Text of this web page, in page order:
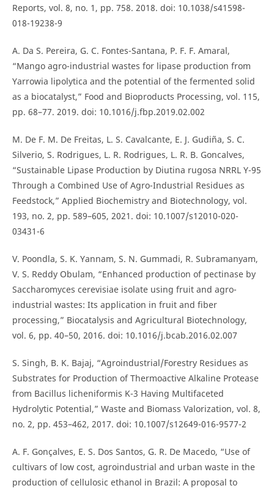
Reports, vol. 8, no. 1, pp. 758. 2018. doi: 10.1038/s41598-
018-19238-9
A. Da S. Pereira, G. C. Fontes-Santana, P. F. F. Amaral,
“Mango agro-industrial wastes for lipase production from
Yarrowia lipolytica and the potential of the fermented solid
as a biocatalyst,” Food and Bioproducts Processing, vol. 115,
pp. 68–77. 2019. doi: 10.1016/j.fbp.2019.02.002
M. De F. M. De Freitas, L. S. Cavalcante, E. J. Gudiña, S. C.
Silverio, S. Rodrigues, L. R. Rodrigues, L. R. B. Goncalves,
“Sustainable Lipase Production by Diutina rugosa NRRL Y-95
Through a Combined Use of Agro-Industrial Residues as
Feedstock,” Applied Biochemistry and Biotechnology, vol.
193, no. 2, pp. 589–605, 2021. doi: 10.1007/s12010-020-
03431-6
V. Poondla, S. K. Yannam, S. N. Gummadi, R. Subramanyam,
V. S. Reddy Obulam, “Enhanced production of pectinase by
Saccharomyces cerevisiae isolate using fruit and agro-
industrial wastes: Its application in fruit and fiber
processing,” Biocatalysis and Agricultural Biotechnology,
vol. 6, pp. 40–50, 2016. doi: 10.1016/j.bcab.2016.02.007
S. Singh, B. K. Bajaj, “Agroindustrial/Forestry Residues as
Substrates for Production of Thermoactive Alkaline Protease
from Bacillus licheniformis K-3 Having Multifaceted
Hydrolytic Potential,” Waste and Biomass Valorization, vol. 8,
no. 2, pp. 453–462, 2017. doi: 10.1007/s12649-016-9577-2
A. F. Gonçalves, E. S. Dos Santos, G. R. De Macedo, “Use of
cultivars of low cost, agroindustrial and urban waste in the
production of cellulosic ethanol in Brazil: A proposal to